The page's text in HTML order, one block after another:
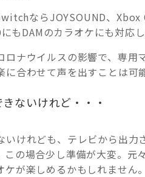
ならJOYSOUND、Xbox
もDAMのカラオケにも対応し
ロナウイルスの影響で、専用
に合わせて声を出すことは可
ないけれど・・・
いけれども、テレビから出
この場合少し準備が大変。元
ケが楽しめるかもしれません。